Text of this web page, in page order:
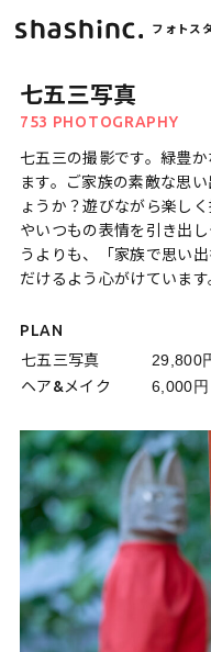
フォトス
七五三写真
753 PHOTOGRAPHY
七五三の撮影です。緑豊
ます。ご家族の素敵な思
ょうか？遊びながら楽し
やいつもの表情を引き出
うよりも、「家族で思い
だけるよう心がけています
PLAN
七五三写真
29,800
ヘア&メイク 6,000円